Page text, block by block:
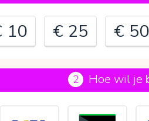
10 € 25 € 50
€
2 Hoe wil je